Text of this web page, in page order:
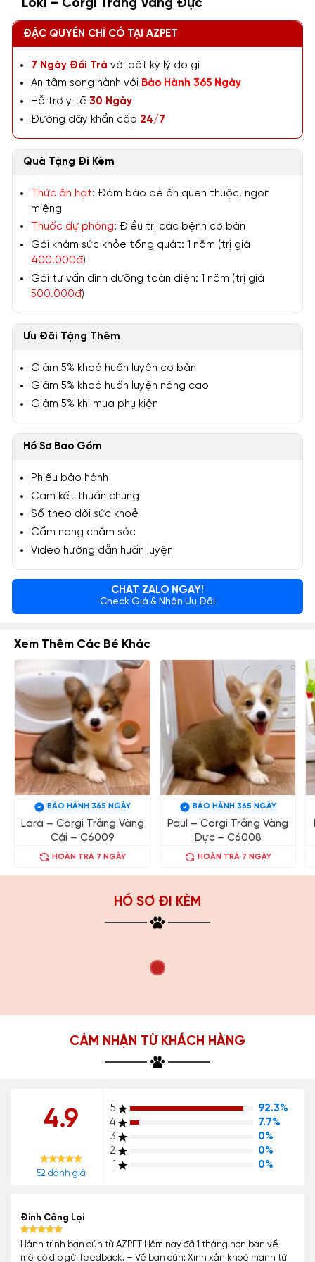
Loki – Corgi Trắng Vàng Đực
ĐẶC QUYỀN CHỈ CÓ TẠI AZPET
7 Ngày Đổi Trả với bất kỳ lý do gì
An tâm song hành với Bảo Hành 365 Ngày
Hỗ trợ y tế 30 Ngày
Đường dây khẩn cấp 24/7
Quà Tặng Đi Kèm
Thức ăn hạt: Đảm bảo bé ăn quen thuộc, ngon
miệng
Thuốc dự phòng: Điều trị các bệnh cơ bản
Gói khám sức khỏe tổng quát: 1 năm (trị giá
400.000đ)
Gói tư vấn dinh dưỡng toàn diện: 1 năm (trị giá
500.000đ)
Ưu Đãi Tặng Thêm
Giảm 5% khoá huấn luyện cơ bản
Giảm 5% khoá huấn luyện nâng cao
Giảm 5% khi mua phụ kiện
Hồ Sơ Bao Gồm
Phiếu bảo hành
Cam kết thuần chủng
Sổ theo dõi sức khoẻ
Cẩm nang chăm sóc
Video hướng dẫn huấn luyện
CHAT ZALO NGAY!
Check Giá & Nhận Ưu Đãi
Xem Thêm Các Bé Khác
BẢO HÀNH 365 NGÀY
Lara – Corgi Trắng Vàng
Cái – C6009
HOÀN TRẢ 7 NGÀY
BẢO HÀNH 365 NGÀY
Paul – Corgi Trắng Vàng
Đực – C6008
HOÀN TRẢ 7 NGÀY
HỒ SƠ ĐI KÈM
CẢM NHẬN TỪ KHÁCH HÀNG
4.9
52 đánh giá
5
92.3%
4
7.7%
3
0%
2
0%
1
0%
Đinh Công Lợi
Hành trình bạn cún từ AZPET Hôm nay đã 1 tháng hơn bạn về
mới có dịp gửi feedback. – Về bạn cún: Xinh xắn khoẻ mạnh từ